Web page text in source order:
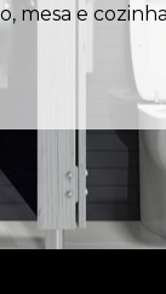
mesa e